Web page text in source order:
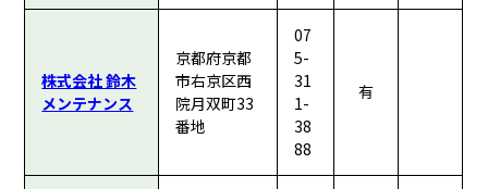
株式会社 鈴木
メンテナンス
京都府京都
市右京区西
院月双町33
番地
07
5-
31
1-
38
88
有